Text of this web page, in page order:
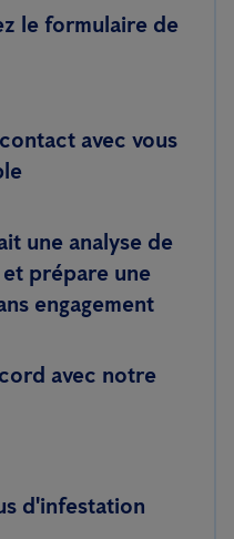
le formulaire de
avec vous
une analyse de
prépare une
engagement
avec notre
d'infestation